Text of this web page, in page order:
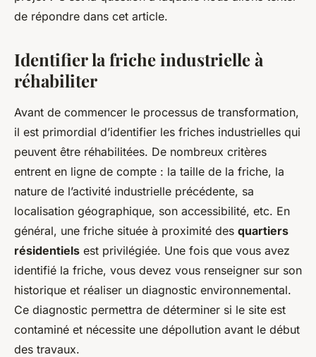
de répondre dans cet article.
Identifier la friche industrielle à
réhabiliter
Avant de commencer le processus de transformation,
il est primordial d’identifier les friches industrielles qui
peuvent être réhabilitées. De nombreux critères
entrent en ligne de compte : la taille de la friche, la
nature de l’activité industrielle précédente, sa
localisation géographique, son accessibilité, etc. En
général, une friche située à proximité des quartiers
résidentiels est privilégiée. Une fois que vous avez
identifié la friche, vous devez vous renseigner sur son
historique et réaliser un diagnostic environnemental.
Ce diagnostic permettra de déterminer si le site est
contaminé et nécessite une dépollution avant le début
des travaux.